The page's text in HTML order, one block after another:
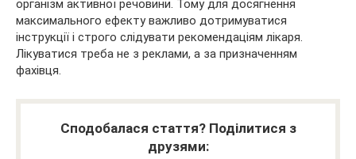
організм активної речовини. Тому для досягнення
максимального ефекту важливо дотримуватися
інструкції і строго слідувати рекомендаціям лікаря.
Лікуватися треба не з реклами, а за призначенням
фахівця.
Сподобалася стаття? Поділитися з
друзями: